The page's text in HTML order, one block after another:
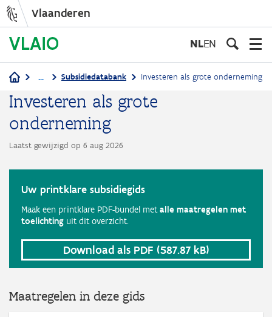
gaan
Vlaanderen
NLEN
Kruimelpad
... Subsidiedatabank Investeren als grote onderneming
Investeren als grote
onderneming
Laatst gewijzigd op 6 aug 2026
Uw printklare subsidiegids
Maak een printklare PDF-bundel metalle maatregelen met
toelichting uit dit overzicht.
Download als PDF (587.87 kB)
Maatregelen in deze gids